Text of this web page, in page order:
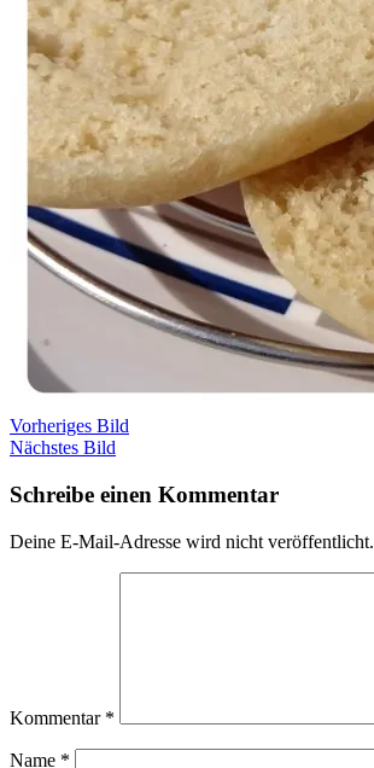
Vorheriges Bild
Nächstes Bild
Schreibe einen Kommentar
Deine E-Mail-Adresse wird nicht veröffentlicht.
Kommentar *
Name *